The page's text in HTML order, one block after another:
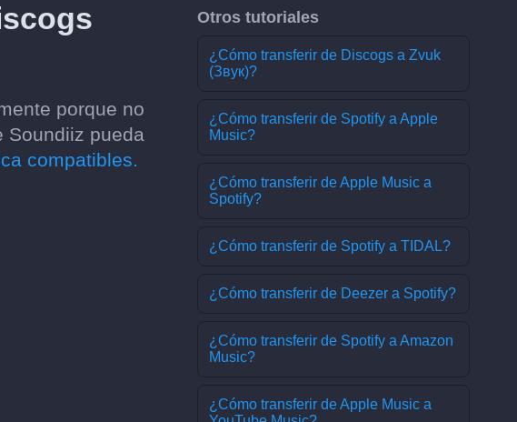
porque no
Soundiiz pueda
compatibles.
Otros tutoriales
¿Cómo transferir de Discogs a Zvuk
(Звук)?
¿Cómo transferir de Spotify a Apple
Music?
¿Cómo transferir de Apple Music a
Spotify?
¿Cómo transferir de Spotify a TIDAL?
¿Cómo transferir de Deezer a Spotify?
¿Cómo transferir de Spotify a Amazon
Music?
¿Cómo transferir de Apple Music a